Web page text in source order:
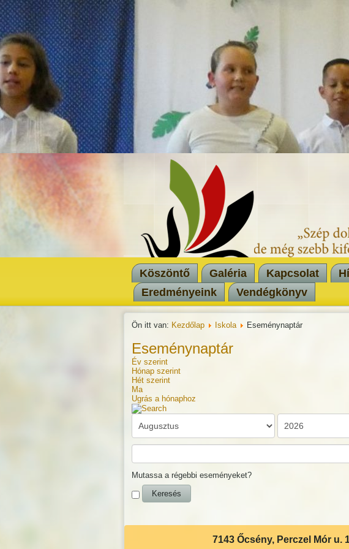
Köszöntő Galéria Kapcsolat
Eredményeink
Vendégkönyv
Ön itt van: Kezdőlap Iskola Eseménynaptár
Eseménynaptár
Év szerint
Hónap szerint
Hét szerint
Ma
Ugrás a hónaphoz
Mutassa a régebbi eseményeket?
7143 Őcsény, Perczel Mór u.